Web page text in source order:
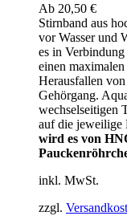
Ab 20,50 €
Stirnband aus
vor Wasser und
es in
einen
Herausfallen
Gehörgang.
wechselseitigen
auf die jeweilige
wird es von
inkl. MwSt.
zzgl.